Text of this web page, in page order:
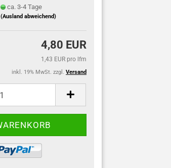
ca. 3-4 Tage
(Ausland abweichend)
4,80 EUR
1,43 EUR pro lfm
inkl. 19% MwSt. zzgl. Versand